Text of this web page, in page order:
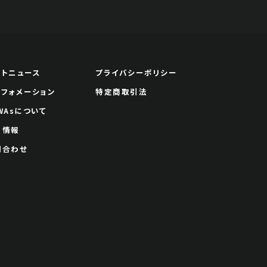
ニュース
ォメーション
について
報
わせ
プライバシーポリシー
特定商取引法